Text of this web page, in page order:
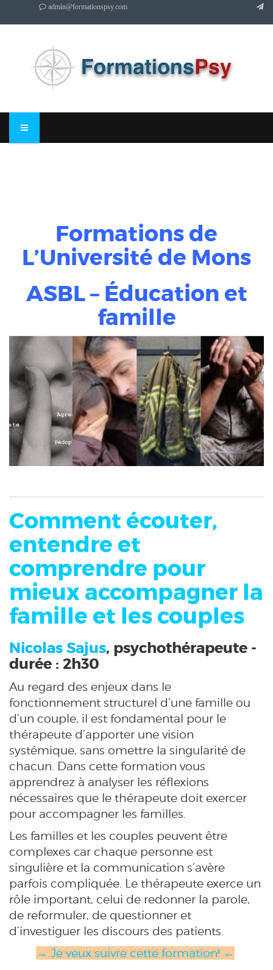
admin@formationspsy.com
Formations de
L’Université de Mons
ASBL – Éducation et
famille
Comment écouter,
entendre et
comprendre pour
mieux accompagner la
famille et les couples
Nicolas Sajus, psychothérapeute -
durée : 2h30
Au regard des enjeux dans le
fonctionnement structurel d’une famille ou
d’un couple, il est fondamental pour le
thérapeute d’apporter une vision
systémique, sans omettre la singularité de
chacun. Dans cette formation vous
apprendrez à analyser les réflexions
nécessaires que le thérapeute doit exercer
pour accompagner les familles.
Les familles et les couples peuvent être
complexes car chaque personne est
singulière et la communication s’avère
parfois compliquée. Le thérapeute exerce un
rôle important, celui de redonner la parole,
de reformuler, de questionner et
d’investiguer les discours des patients.
→ Je veux suivre cette formation! ←